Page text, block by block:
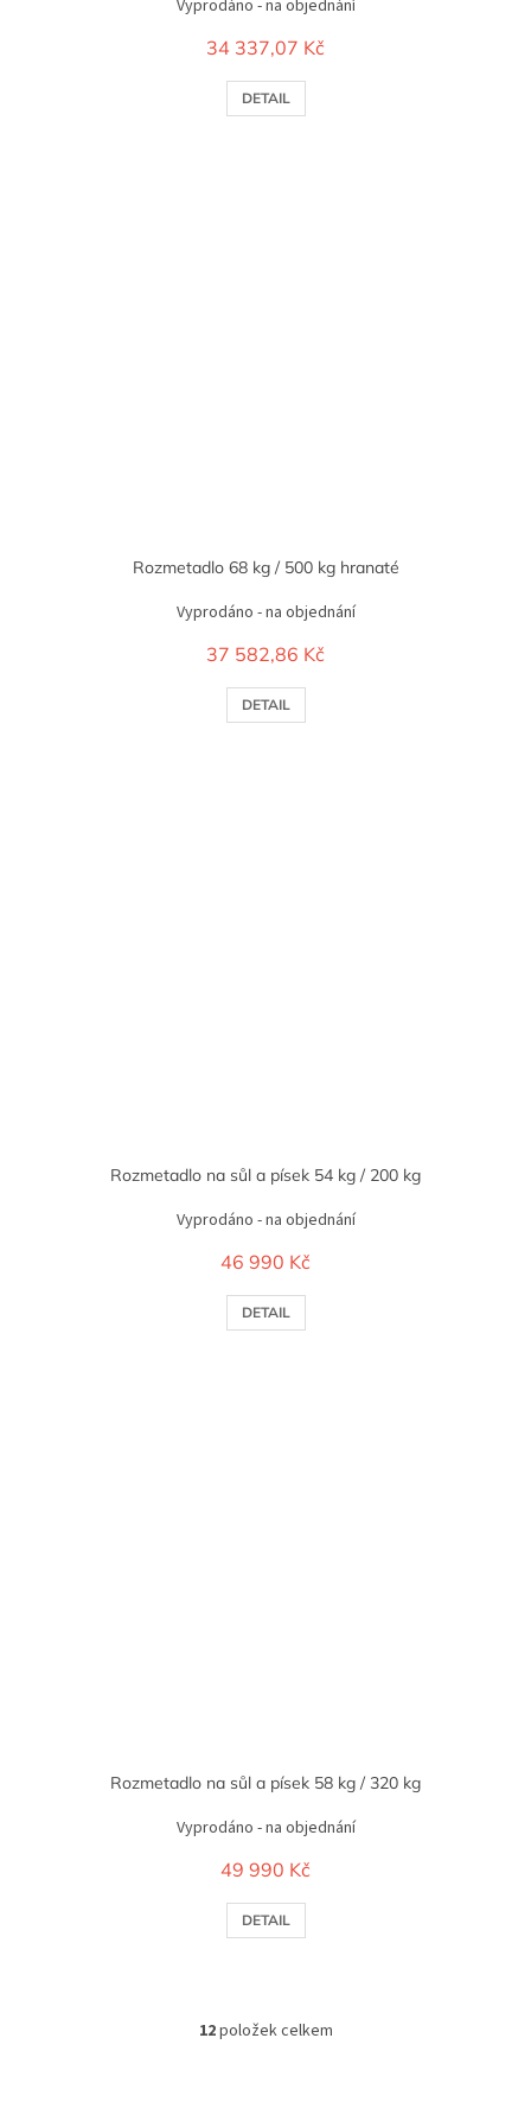
Vyprodáno - na objednání
34 337,07 Kč
DETAIL
Rozmetadlo 68 kg / 500 kg hranaté
Vyprodáno - na objednání
37 582,86 Kč
DETAIL
Rozmetadlo na sůl a písek 54 kg / 200 kg
Vyprodáno - na objednání
46 990 Kč
DETAIL
Rozmetadlo na sůl a písek 58 kg / 320 kg
Vyprodáno - na objednání
49 990 Kč
DETAIL
O
12položek celkem